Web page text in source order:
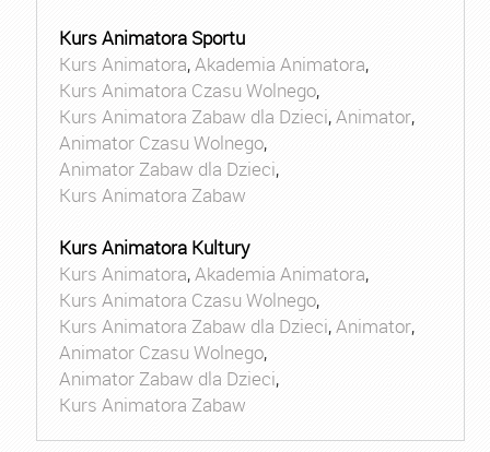
Kurs Animatora Sportu
Kurs Animatora,Akademia Animatora,
Kurs Animatora Czasu Wolnego,
Kurs Animatora Zabaw dla Dzieci,Animator,
Animator Czasu Wolnego,
Animator Zabaw dla Dzieci,
Kurs Animatora Zabaw
Kurs Animatora Kultury
Kurs Animatora,Akademia Animatora,
Kurs Animatora Czasu Wolnego,
Kurs Animatora Zabaw dla Dzieci,Animator,
Animator Czasu Wolnego,
Animator Zabaw dla Dzieci,
Kurs Animatora Zabaw